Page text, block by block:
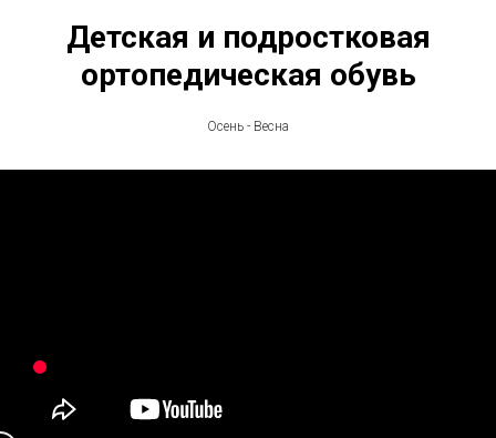
Детская и подростковая
ортопедическая обувь
Осень - Весна